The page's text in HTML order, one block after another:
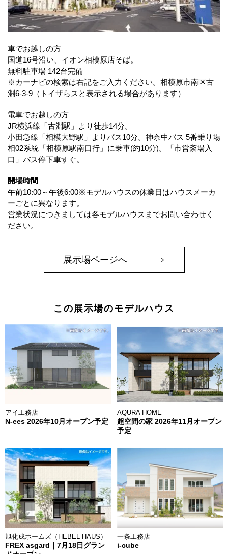
車でお越しの方
国道16号沿い、イオン相模原店そば。
無料駐車場 142台完備
※カーナビの検索は右記をご入力ください。相模原市南区古
淵6-3-9（トイザらスと表示される場合があります）
電車でお越しの方
JR横浜線「古淵駅」より徒歩14分。
小田急線「相模大野駅」よりバス10分。神奈中バス 5番乗り場
相02系統「相模原駅南口行」に乗車(約10分)。「市営斎場入
口」バス停下車すぐ。
開場時間
午前10:00～午後6:00※モデルハウスの休業日はハウスメーカ
ーごとに異なります。
営業状況につきましては各モデルハウスまでお問い合わせく
ださい。
展示場ページへ
この展示場のモデルハウス
アイ工務店
N-ees 2026年10月オープン予定
AQURA HOME
超空間の家 2026年11月オープン
予定
旭化成ホームズ（HEBEL HAUS）
FREX asgard｜7月18日グラン
一条工務店
i-cube